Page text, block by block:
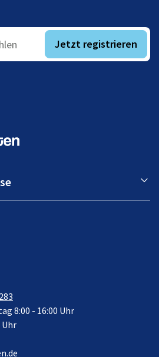
Jetzt registrieren
8:00 - 16:00 Uhr
Uhr